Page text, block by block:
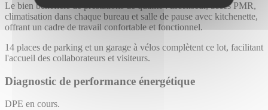
Le bien bénéficie de prestations de qualité : ascenseur, accès PMR,
climatisation dans chaque bureau et salle de pause avec kitchenette,
offrant un cadre de travail confortable et fonctionnel.
14 places de parking et un garage à vélos complètent ce lot, facilitant
l'accueil des collaborateurs et visiteurs.
Diagnostic de performance énergétique
DPE en cours.